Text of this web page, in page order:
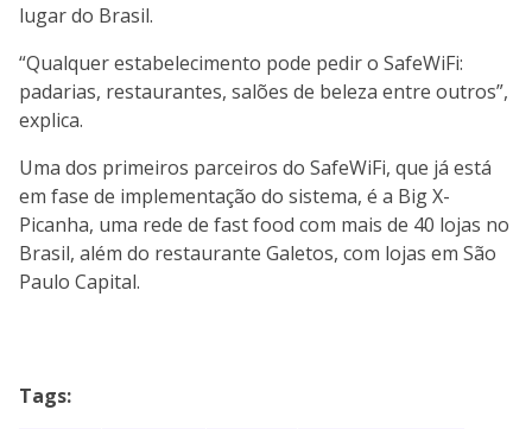
lugar do Brasil.
“Qualquer estabelecimento pode pedir o SafeWiFi:
padarias, restaurantes, salões de beleza entre outros”,
explica.
Uma dos primeiros parceiros do SafeWiFi, que já está
em fase de implementação do sistema, é a Big X-
Picanha, uma rede de fast food com mais de 40 lojas no
Brasil, além do restaurante Galetos, com lojas em São
Paulo Capital.
Tags: